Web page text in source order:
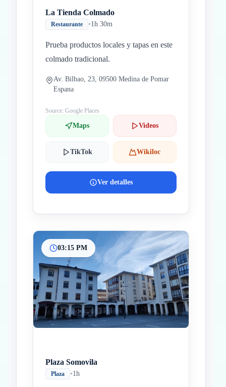
La Tienda Colmado
Restaurante •1h 30m
Prueba productos locales y tapas en este
colmado tradicional.
Av. Bilbao, 23, 09500 Medina de Pomar
Espana
Source: Google Places
Maps Videos
TikTok Wikiloc
Ver detalles
03:15 PM
Plaza Somovila
Plaza •1h